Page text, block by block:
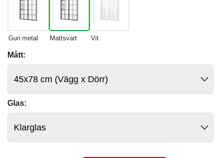
Gun metal Mattsvart Vit
Mått:
Glas: